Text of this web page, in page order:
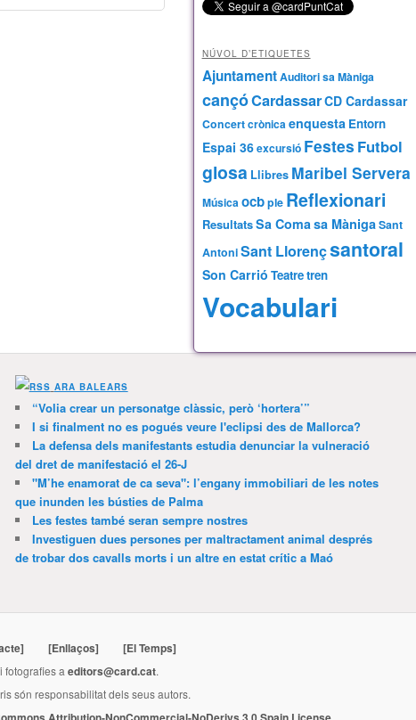
NÚVOL D’ETIQUETES
AjuntamentAuditori sa Màniga
cançóCardassarCD Cardassar
Concertcrònicaenquesta Entorn
Espai 36excursió Festes Futbol
glosa Llibres Maribel Servera
Músicaocbple Reflexionari
ResultatsSa Comasa MànigaSant
AntoniSant Llorençsantoral
Son Carrió Teatretren
Vocabulari
ARA BALEARS
“Volia crear un personatge clàssic, però ‘hortera’”
I si finalment no es pogués veure l'eclipsi des de Mallorca?
La defensa dels manifestants estudia denunciar la vulneració
del dret de manifestació el 26-J
"M’he enamorat de ca seva": l’engany immobiliari de les notes
que inunden les bústies de Palma
Les festes també seran sempre nostres
Investiguen dues persones per maltractament animal després
de trobar dos cavalls morts i un altre en estat crític a Maó
[Enllaços] [El Temps]
fotografies a editors@card.cat.
són responsabilitat dels seus autors.